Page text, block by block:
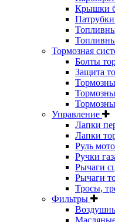
Крышки
Тормозная
Болты
Защита
Управление
Лапки
Лапки
Руль
Ручки
Рычаги
Рычаги
Тросы,
Фильтры